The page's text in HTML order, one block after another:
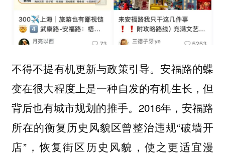
不得不提有机更新与政策引导。安福路的蝶
变在很大程度上是一种自发的有机生长，但
背后也有城市规划的推手。2016年，安福路
所在的衡复历史风貌区曾整治违规“破墙开
店”，恢复街区历史风貌，使之更适宜漫